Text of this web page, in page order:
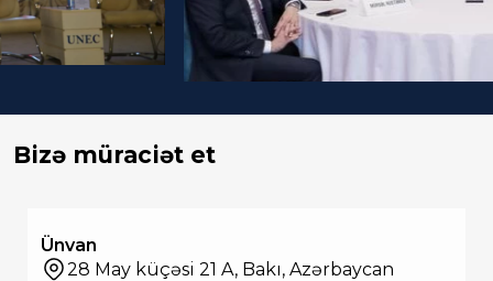
Bizə müraciət et
Ünvan
28 May küçəsi 21 A, Bakı, Azərbaycan